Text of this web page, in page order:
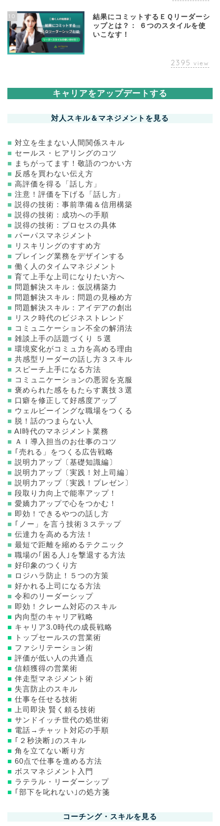
10
結果にコミットするＥＱリーダーシ
ップとは？： ６つのスタイルを使
いこなす！
2395 view
キャリアをアップデートする
対人スキル＆マネジメントを見る
■ 対立を生まない人間関係スキル
■ セールス・ヒアリングのコツ
■ まちがってます！敬語のつかい方
■ 反感を買わない伝え方
■ 高評価を得る「話し方」
■ 注意！評価を下げる「話し方」
■ 説得の技術：事前準備＆信用構築
■ 説得の技術：成功への手順
■ 説得の技術：プロセスの具体
■ パーパスマネジメント
■ リスキリングのすすめ方
■ プレイング業務をデザインする
■ 働く人のタイムマネジメント
■ 育て上手な上司になりたい方へ
■ 問題解決スキル：仮説構築力
■ 問題解決スキル：問題の見極め方
■ 問題解決スキル：アイデアの創出
■ リスク時代のビジネストレンド
■ コミュニケーション不全の解消法
■ 雑談上手の話題づくり ５選
■ 環境変化がコミュ力を高める理由
■ 共感型リーダーの話し方３スキル
■ スピーチ上手になる方法
■ コミュニケーションの悪習を克服
■ 褒められた感をもたらす裏技３選
■ 口癖を修正して好感度アップ
■ ウェルビーイングな職場をつくる
■ 脱！話のつまらない人
■ AI時代のマネジメント業務
■ ＡＩ導入担当のお仕事のコツ
■ ｢売れる」をつくる広告戦略
■ 説明力アップ〔基礎知識編〕
■ 説明力アップ〔実践！対上司編〕
■ 説明力アップ〔実践！プレゼン〕
■ 段取り力向上で能率アップ！
■ 愛嬌力アップで心をつかむ！
■ 即効！できるやつの話し方
■ ｢ノー」を言う技術３ステップ
■ 伝達力を高める方法！
■ 最短で距離を縮めるテクニック
■ 職場の｢困る人｣を撃退する方法
■ 好印象のつくり方
■ ロジハラ防止！５つの方策
■ 好かれる上司になる方法
■ 令和のリーダーシップ
■ 即効！クレーム対応のスキル
■ 内向型のキャリア戦略
■ キャリア3.0時代の成長戦略
■
トップセールスの営業術
■ ファシリテーション術
■ 評価が低い人の共通点
■ 信頼獲得の営業術
■ 伴走型マネジメント術
■ 失言防止のスキル
■ 仕事を任せる技術
■
上司即決 賢く頼る技術
■ サンドイッチ世代の処世術
■ 電話→チャット対応の手順
■ ｢２秒決断｣のスキル
■ 角を立てない断り方
■ 60点で仕事を進める方法
■ ボスマネジメント入門
■ ラテラル・リーダーシップ
■ ｢部下を叱れない｣の処方箋
コーチング・スキルを見る